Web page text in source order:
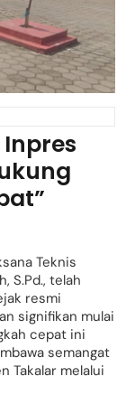
Inpres
Teknis
S.Pd., telah
resmi
signifikan mulai
cepat ini
semangat
Takalar melalui